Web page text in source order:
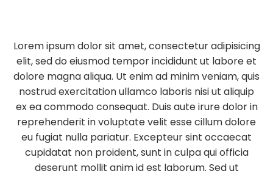
Lorem ipsum dolor sit amet, consectetur adipisicing
elit, sed do eiusmod tempor incididunt ut labore et
dolore magna aliqua. Ut enim ad minim veniam, quis
nostrud exercitation ullamco laboris nisi ut aliquip
ex ea commodo consequat. Duis aute irure dolor in
reprehenderit in voluptate velit esse cillum dolore
eu fugiat nulla pariatur. Excepteur sint occaecat
cupidatat non proident, sunt in culpa qui officia
deserunt mollit anim id est laborum. Sed ut